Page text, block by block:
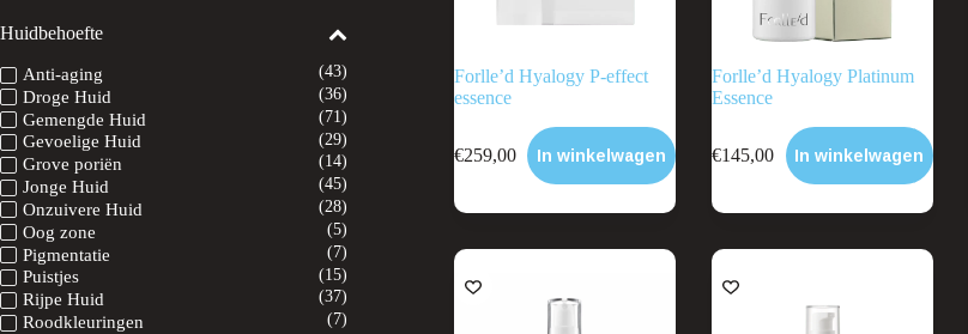
Forlle’d Hyalogy P-effect
essence
€259,00 In winkelwagen
Forlle’d Hyalogy Platinum
Essence
€145,00 In winkelwagen
Huidbehoefte
Anti-aging (43)
Droge Huid (36)
Gemengde Huid (71)
Gevoelige Huid (29)
Grove poriën (14)
Jonge Huid (45)
Onzuivere Huid (28)
Oog zone (5)
Pigmentatie (7)
Puistjes (15)
Rijpe Huid (37)
Roodkleuringen (7)